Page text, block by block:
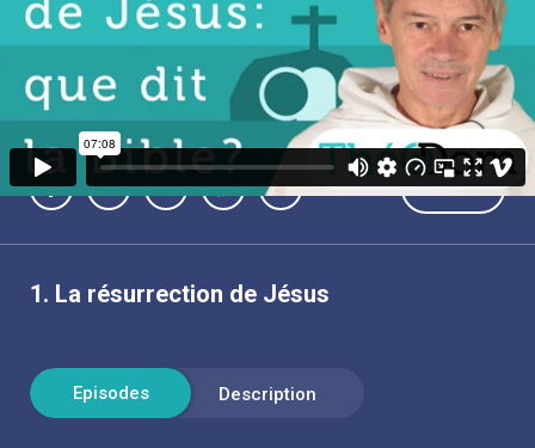
PDF
1. La résurrection de Jésus